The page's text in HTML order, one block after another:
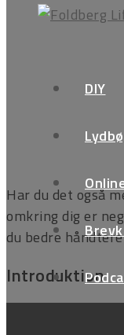
DIY
Har du det også
omkring dig er
du bedre
Introduktion